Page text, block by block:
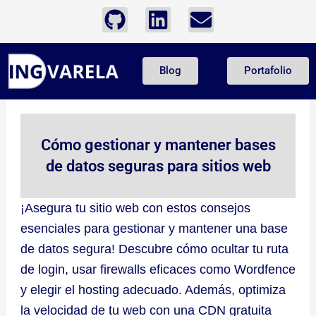
contenido
G
i
t
h
u
L
i
n
k
e
i
n
E
n
l
p
e
Blog Portafolio
Cómo gestionar y mantener bases
de datos seguras para sitios web
¡Asegura tu sitio web con estos consejos
esenciales para gestionar y mantener una base
de datos segura! Descubre cómo ocultar tu ruta
de login, usar firewalls eficaces como Wordfence
y elegir el hosting adecuado. Además, optimiza
la velocidad de tu web con una CDN gratuita